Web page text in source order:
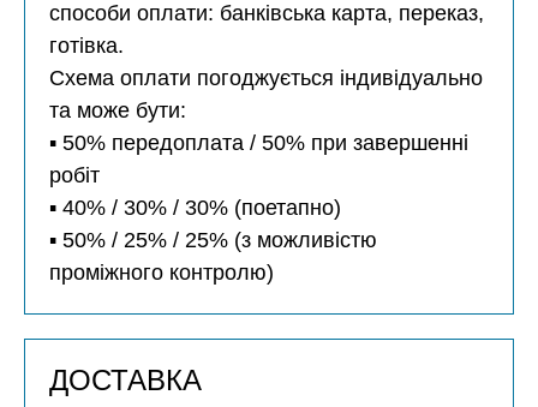
способи оплати: банківська карта, переказ,
готівка.
Схема оплати погоджується індивідуально
та може бути:
▪️ 50% передоплата / 50% при завершенні
робіт
▪️ 40% / 30% / 30% (поетапно)
▪️ 50% / 25% / 25% (з можливістю
проміжного контролю)
ДОСТАВКА